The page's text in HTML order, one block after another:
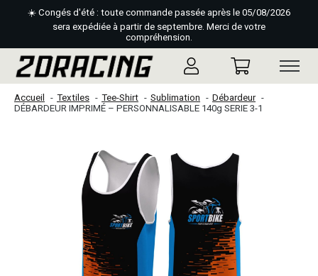
☀️ Congés d'été : toute commande passée après le 05/08/2026
sera expédiée à partir de septembre. Merci de votre
compréhension.
Accueil Textiles Tee-Shirt Sublimation
Débardeur
DÉBARDEUR IMPRIMÉ – PERSONNALISABLE 140g SERIE 3-1